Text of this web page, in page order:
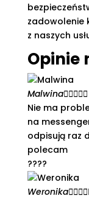
zadowolenie
z naszych
Opinie
Malwina
Nie ma
na
odpisują raz
polecam
????
Weronika